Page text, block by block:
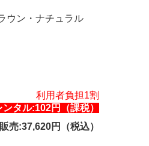
ウン・ナチュラル
利用者負担1割
ンタル:102円（課税）
販売:37,620円（税込）